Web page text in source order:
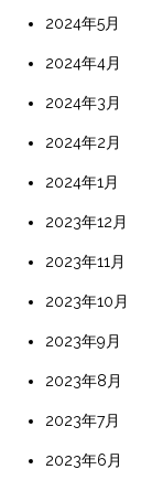
2024年5月
2024年4月
2024年3月
2024年2月
2024年1月
2023年12月
2023年11月
2023年10月
2023年9月
2023年8月
2023年7月
2023年6月